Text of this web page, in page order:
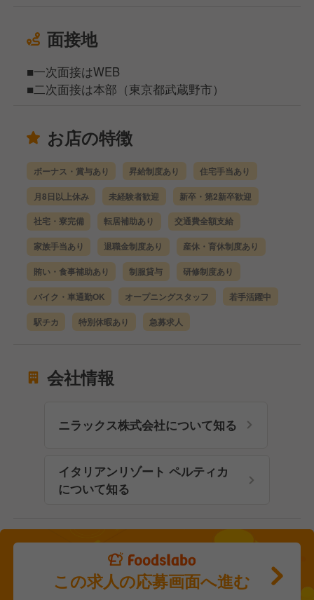
面接地
■一次面接はWEB
■二次面接は本部（東京都武蔵野市）
お店の特徴
ボーナス・賞与あり 昇給制度あり 住宅手当あり
月8日以上休み 未経験者歓迎 新卒・第2新卒歓迎
社宅・寮完備 転居補助あり 交通費全額支給
家族手当あり 退職金制度あり 産休・育休制度あり
賄い・食事補助あり 制服貸与 研修制度あり
バイク・車通勤OK オープニングスタッフ 若手活躍中
駅チカ 特別休暇あり 急募求人
会社情報
ニラックス株式会社について知る
イタリアンリゾート ペルティカ
について知る
この求人の応募画面へ進む